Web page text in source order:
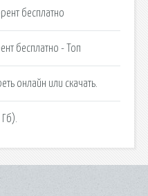
бесплатно
бесплатно - Топ
онлайн или скачать.